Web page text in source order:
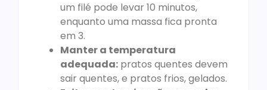
um filé pode levar 10 minutos,
enquanto uma massa fica pronta
em 3.
Manter a temperatura
adequada: pratos quentes devem
sair quentes, e pratos frios, gelados.